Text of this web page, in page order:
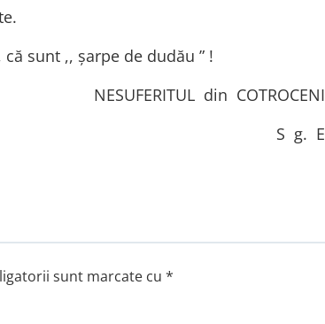
sunt ,, șarpe de dudău ” !
NESUFERITUL din COTROCENI
S g. E
sunt marcate cu *